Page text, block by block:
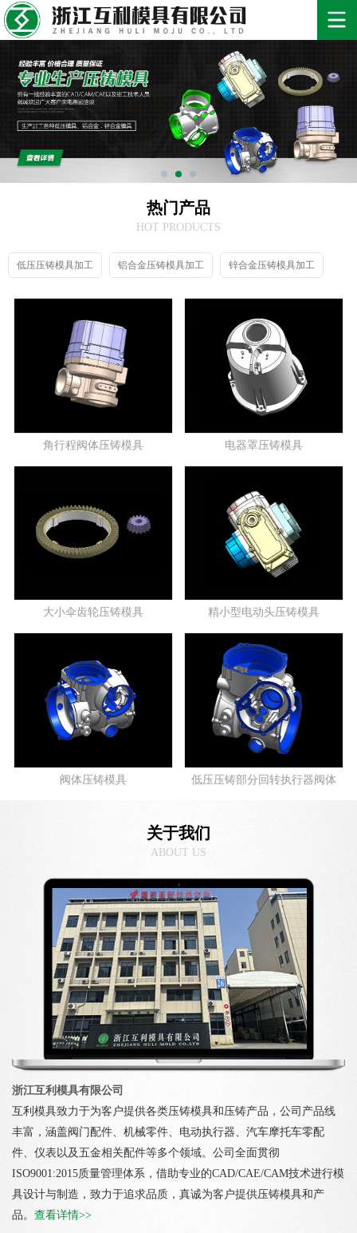
热门产品
HOT PRODUCTS
低压压铸模具加工 铝合金压铸模具加工 锌合金压铸模具加工
角行程阀体压铸模具 电器罩压铸模具
大小伞齿轮压铸模具 精小型电动头压铸模具
阀体压铸模具 低压压铸部分回转执行器阀体
关于我们
ABOUT US
浙江互利模具有限公司
互利模具致力于为客户提供各类压铸模具和压铸产品，公司产品线
丰富，涵盖阀门配件、机械零件、电动执行器、汽车摩托车零配
件、仪表以及五金相关配件等多个领域。公司全面贯彻
ISO9001:2015质量管理体系，借助专业的CAD/CAE/CAM技术进行模
具设计与制造，致力于追求品质，真诚为客户提供压铸模具和产
品。 查看详情>>